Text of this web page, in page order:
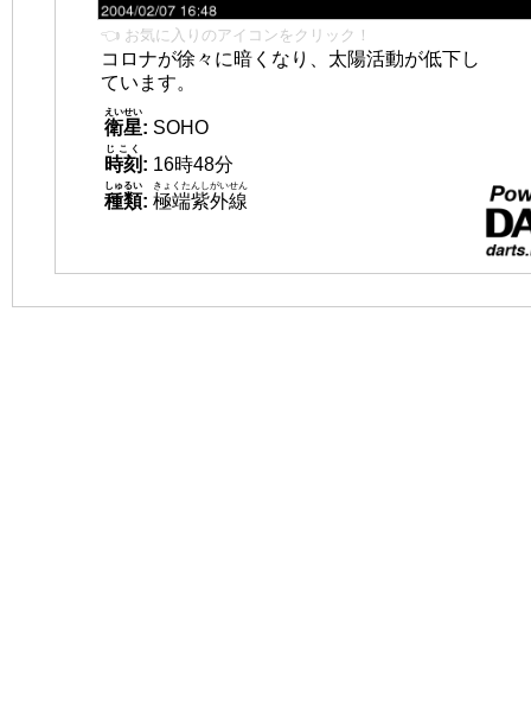
👈 お気に入りのアイコンをクリック！
コロナが徐々に暗くなり、太陽活動が低下し
ています。
衛星
えいせい
: SOHO
時刻
じこく
: 16時48分
種類
しゅるい
: 極端紫外線
きょくたんしがいせん